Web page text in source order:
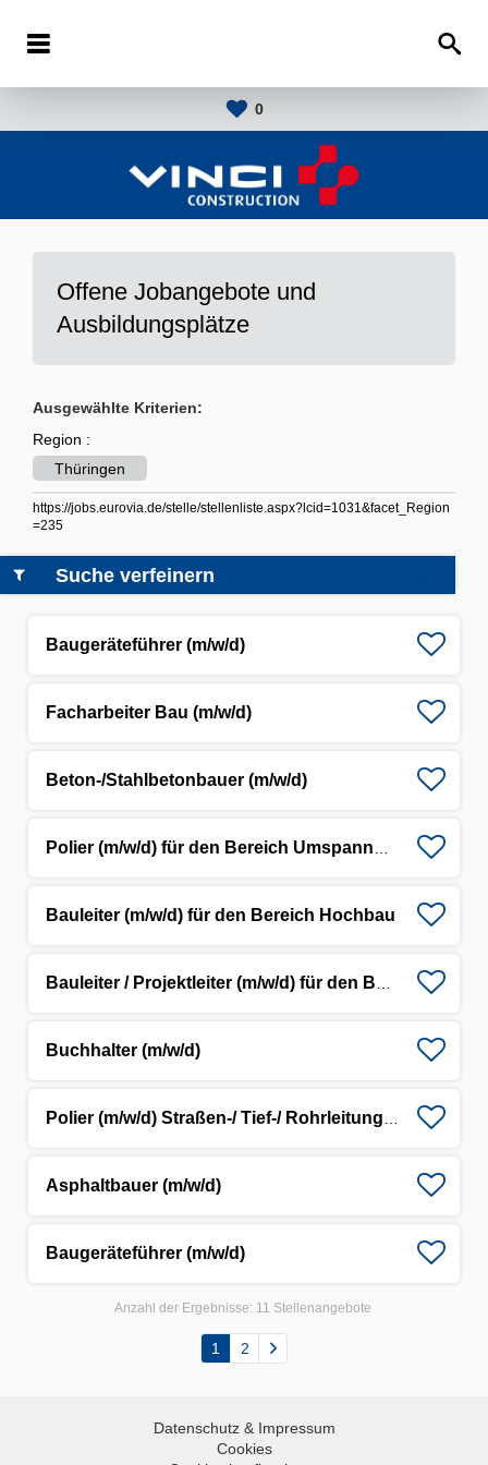
0
Offene Jobangebote und
Ausbildungsplätze
Ausgewählte Kriterien:
Region :
Thüringen
https://jobs.eurovia.de/stelle/stellenliste.aspx?lcid=1031&facet_Region
=235
Baugeräteführer (m/w/d)
Facharbeiter Bau (m/w/d)
Beton-/Stahlbetonbauer (m/w/d)
Bauleiter (m/w/d) für den Bereich Hochbau
Buchhalter (m/w/d)
Asphaltbauer (m/w/d)
Baugeräteführer (m/w/d)
Suche verfeinern
Anzahl der Ergebnisse: 11 Stellenangebote
1 2
Datenschutz & Impressum
Cookies